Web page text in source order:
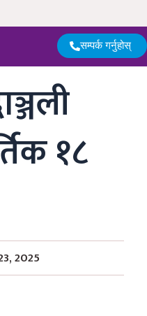
सम्पर्क गर्नुहोस्
१८
2025